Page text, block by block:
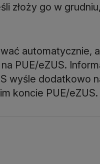
złoży go w
automatycznie,
PUE/eZUS.
wyśle dodatkowo
koncie PUE/eZUS.